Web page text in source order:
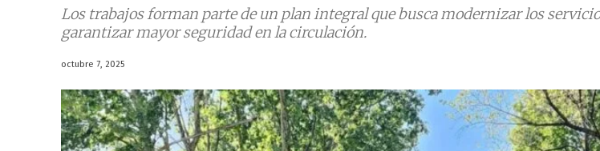
Los trabajos forman parte de un plan integral que busca modernizar los
garantizar mayor seguridad en la circulación.
octubre 7, 2025